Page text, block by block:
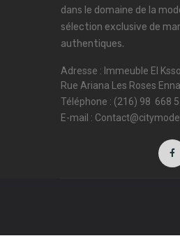
dans le domaine de la
sélection exclusive de
authentiques.
Adresse : Immeuble El
Rue Ariana Les Roses
Téléphone : (216) 98 668
E-mail :